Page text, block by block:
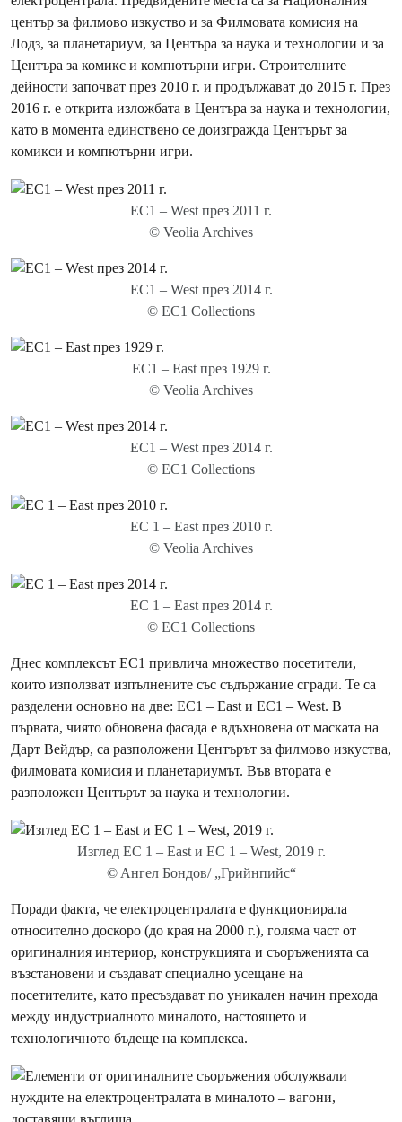
център за филмово изкуство и за Филмовата комисия на
Лодз, за планетариум, за Центъра за наука и технологии и за
Центъра за комикс и компютърни игри. Строителните
дейности започват през 2010 г. и продължават до 2015 г. През
2016 г. е открита изложбата в Центъра за наука и технологии,
като в момента единствено се доизгражда Центърът за
комикси и компютърни игри.
EC1 – West през 2011 г.
© Veolia Archives
EC1 – West през 2014 г.
© EC1 Collections
EC1 – East през 1929 г.
© Veolia Archives
EC1 – West през 2014 г.
© EC1 Collections
EC 1 – East през 2010 г.
© Veolia Archives
EC 1 – East през 2014 г.
© EC1 Collections
Днес комплексът EC1 привлича множество посетители,
които използват изпълнените със съдържание сгради. Те са
разделени основно на две: ЕC1 – East и EC1 – West. В
първата, чиято обновена фасада е вдъхновена от маската на
Дарт Вейдър, са разположени Центърът за филмово изкуства,
филмовата комисия и планетариумът. Във втората е
разположен Центърът за наука и технологии.
Изглед EC 1 – East и EC 1 – West, 2019 г.
© Aнгел Бондов/ „Грийнпийс“
Поради факта, че електроцентралата е функционирала
относително доскоро (до края на 2000 г.), голяма част от
оригиналния интериор, конструкцията и съоръженията са
възстановени и създават специално усещане на
посетителите, като пресъздават по уникален начин прехода
между индустриалното миналото, настоящето и
технологичното бъдеще на комплекса.